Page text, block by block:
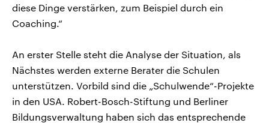
diese Dinge verstärken, zum Beispiel durch ein
Coaching.“
An erster Stelle steht die Analyse der Situation, als
Nächstes werden externe Berater die Schulen
unterstützen. Vorbild sind die „Schulwende“-Projekte
in den USA. Robert-Bosch-Stiftung und Berliner
Bildungsverwaltung haben sich das entsprechende